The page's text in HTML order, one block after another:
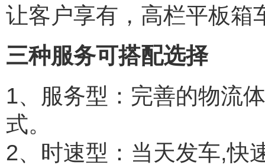
让客户享有，高栏平板箱
三种服务可搭配选择
1、服务型：完善的物流
式。
2、时速型：当天发车,快